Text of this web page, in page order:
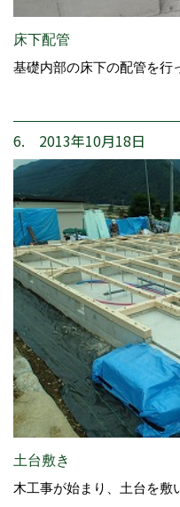
床下配管
基礎内部の床下の配管を行
6. 2013年10月18日
土台敷き
木工事が始まり、土台を敷